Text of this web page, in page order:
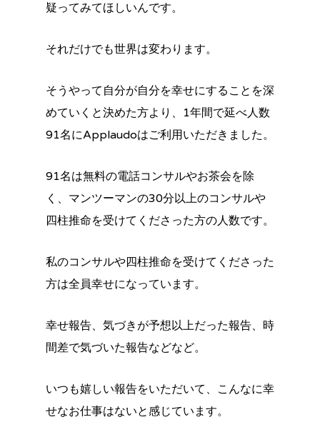
疑ってみてほしいんです。
それだけでも世界は変わります。
そうやって自分が自分を幸せにすることを深
めていくと決めた方より、1年間で延べ人数
91名にApplaudoはご利用いただきました。
91名は無料の電話コンサルやお茶会を除
く、マンツーマンの30分以上のコンサルや
四柱推命を受けてくださった方の人数です。
私のコンサルや四柱推命を受けてくださった
方は全員幸せになっています。
幸せ報告、気づきが予想以上だった報告、時
間差で気づいた報告などなど。
いつも嬉しい報告をいただいて、こんなに幸
せなお仕事はないと感じています。